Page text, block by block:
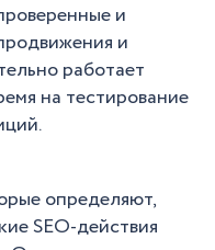
и
и
работает
на тестирование
определяют,
SEO-действия